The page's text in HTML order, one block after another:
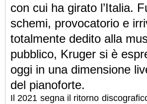
con cui ha girato l’Italia.
schemi, provocatorio e
totalmente dedito alla
pubblico, Kruger si è
oggi in una dimensione
del pianoforte.
Il 2021 segna il ritorno